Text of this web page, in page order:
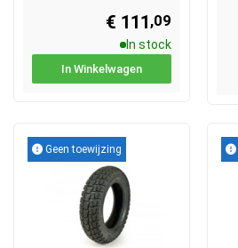
€ 111,09
In stock
In Winkelwagen
Geen toewijzing